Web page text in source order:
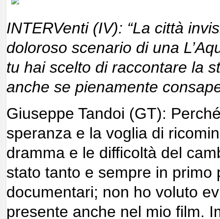
INTERVenti (IV): “La città
doloroso scenario di una L’A
tu hai scelto di raccontare la
anche se pienamente
Giuseppe Tandoi (GT):
speranza e la voglia di
dramma e le difficoltà del
stato tanto e sempre in primo
documentari; non ho voluto
presente anche nel mio film.